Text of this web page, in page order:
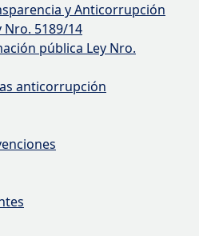
y Anticorrupción
Nro. 5189/14
pública Ley Nro.
anticorrupción